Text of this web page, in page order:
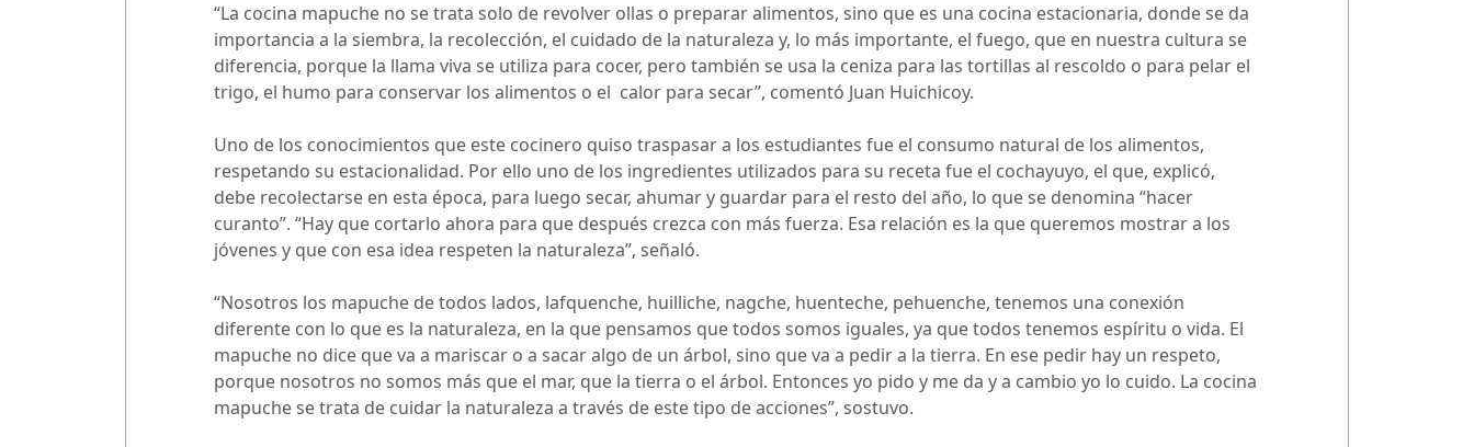
“La cocina mapuche no se trata solo de revolver ollas o preparar alimentos, sino que es una cocina estacionaria, donde se da
importancia a la siembra, la recolección, el cuidado de la naturaleza y, lo más importante, el fuego, que en nuestra cultura se
diferencia, porque la llama viva se utiliza para cocer, pero también se usa la ceniza para las tortillas al rescoldo o para pelar el
trigo, el humo para conservar los alimentos o el calor para secar”, comentó Juan Huichicoy.
Uno de los conocimientos que este cocinero quiso traspasar a los estudiantes fue el consumo natural de los alimentos,
respetando su estacionalidad. Por ello uno de los ingredientes utilizados para su receta fue el cochayuyo, el que, explicó,
debe recolectarse en esta época, para luego secar, ahumar y guardar para el resto del año, lo que se denomina “hacer
curanto”. “Hay que cortarlo ahora para que después crezca con más fuerza. Esa relación es la que queremos mostrar a los
jóvenes y que con esa idea respeten la naturaleza”, señaló.
“Nosotros los mapuche de todos lados, lafquenche, huilliche, nagche, huenteche, pehuenche, tenemos una conexión
diferente con lo que es la naturaleza, en la que pensamos que todos somos iguales, ya que todos tenemos espíritu o vida. El
mapuche no dice que va a mariscar o a sacar algo de un árbol, sino que va a pedir a la tierra. En ese pedir hay un respeto,
porque nosotros no somos más que el mar, que la tierra o el árbol. Entonces yo pido y me da y a cambio yo lo cuido. La cocina
mapuche se trata de cuidar la naturaleza a través de este tipo de acciones”, sostuvo.